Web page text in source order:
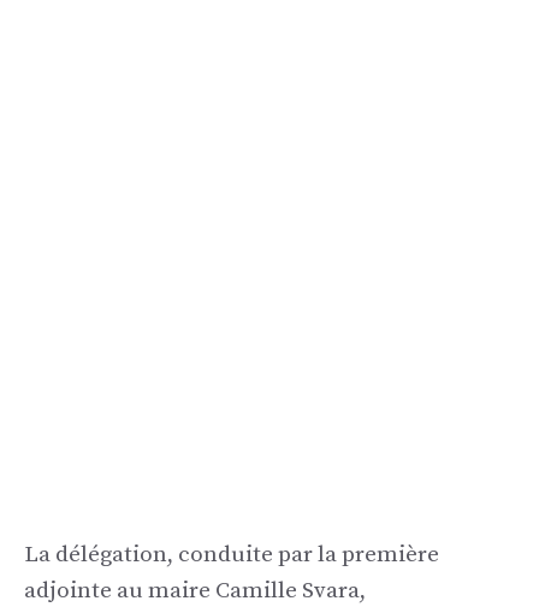
La délégation, conduite par la première
adjointe au maire Camille Svara,